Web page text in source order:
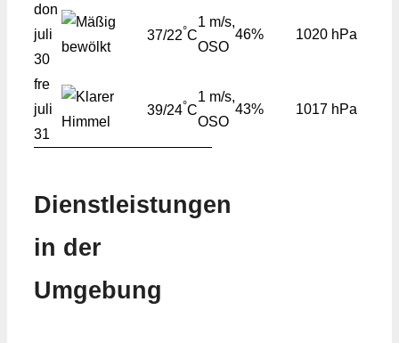
don
juli
30
37/22°C
1 m/s,
OSO
46% 1020 hPa
fre
juli
31
39/24°C
1 m/s,
OSO
43% 1017 hPa
Dienstleistungen
in der
Umgebung